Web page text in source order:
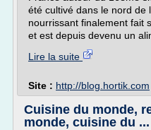
été cultivé dans le nord de
nourrissant finalement fait
et est depuis devenu un
Lire la suite
Site : http://blog.hortik.com
Cuisine du monde,
monde, cuisine du ...